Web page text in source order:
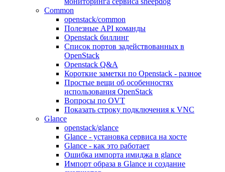
Common
openstack/common
Полезные API команды
Openstack биллинг
Список портов задействованных в
OpenStack
Openstack Q&A
Короткие заметки по Openstack - разное
Простые вещи об особенностях
использования OpenStack
Вопросы по OVT
Показать строку подключения к VNC
Glance
openstack/glance
Glance - установка сервиса на хосте
Glance - как это работает
Ошибка импорта имиджа в glance
Импорт образа в Glance и создание